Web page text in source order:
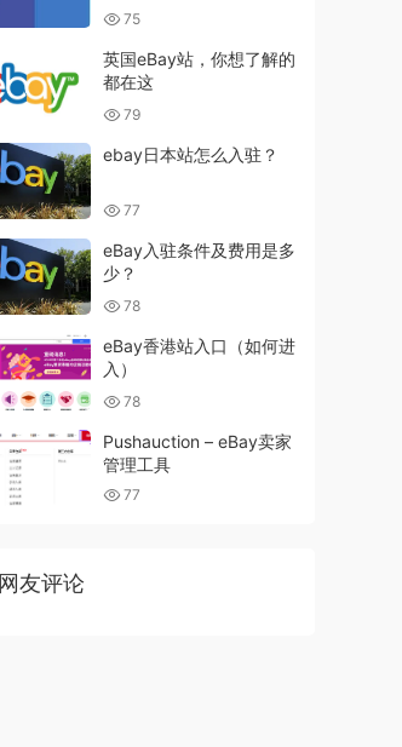
75
英国eBay站，你想了解的
都在这
79
ebay日本站怎么入驻？
77
eBay入驻条件及费用是多
少？
78
eBay香港站入口（如何进
入）
78
Pushauction – eBay卖家
管理工具
77
网友评论